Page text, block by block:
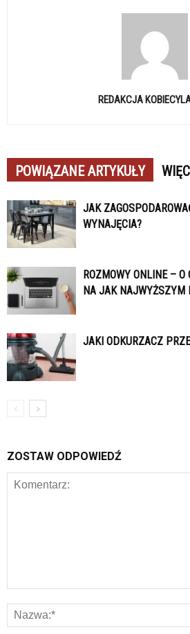
REDAKCJA
POWIĄZANE ARTYKUŁY
JAK
WYNAJĘCIA?
ROZMOWY ONLINE –
NA JAK NAJWYŻSZYM
JAKI ODKURZACZ
ZOSTAW ODPOWIEDŹ